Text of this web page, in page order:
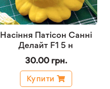
Насіння Патісон Санні
Делайт F1 5 н
30.00 грн.
Купити